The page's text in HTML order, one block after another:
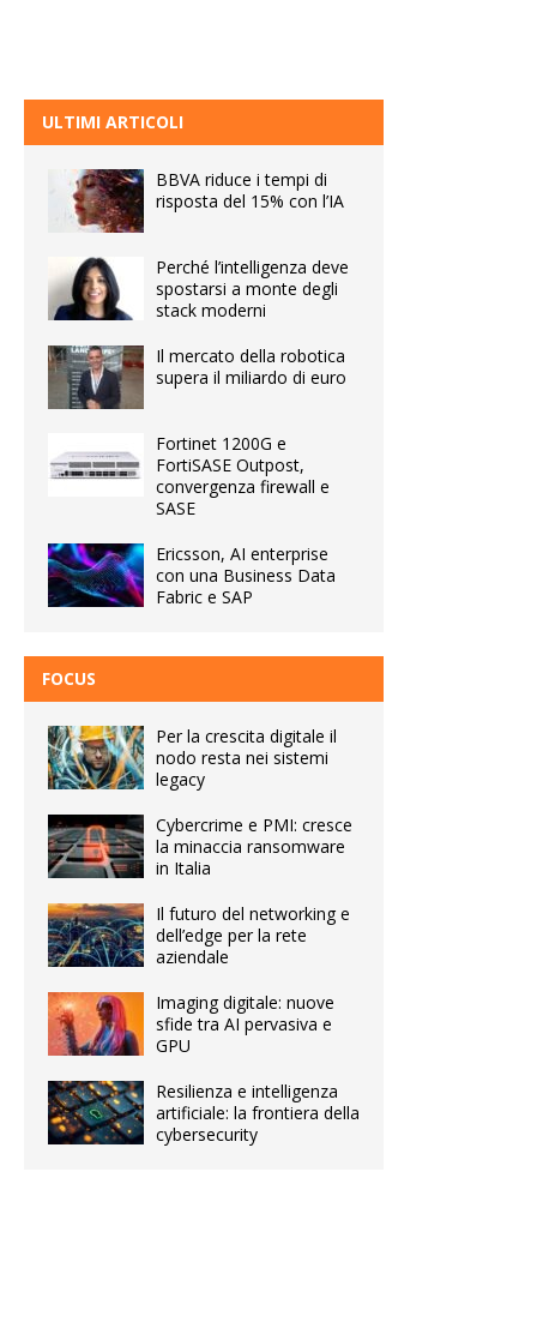
ULTIMI ARTICOLI
BBVA riduce i tempi di
risposta del 15% con l’IA
Perché l’intelligenza deve
spostarsi a monte degli
stack moderni
Il mercato della robotica
supera il miliardo di euro
Fortinet 1200G e
FortiSASE Outpost,
convergenza firewall e
SASE
Ericsson, AI enterprise
con una Business Data
Fabric e SAP
FOCUS
Per la crescita digitale il
nodo resta nei sistemi
legacy
Cybercrime e PMI: cresce
la minaccia ransomware
in Italia
Il futuro del networking e
dell’edge per la rete
aziendale
Imaging digitale: nuove
sfide tra AI pervasiva e
GPU
Resilienza e intelligenza
artificiale: la frontiera della
cybersecurity